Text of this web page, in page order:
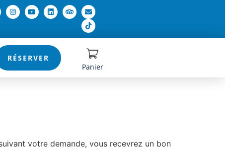
RÉSERVER
Panier
votre demande, vous recevrez un bon